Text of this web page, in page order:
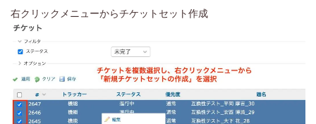
右クリックメニューからチケットセット作成